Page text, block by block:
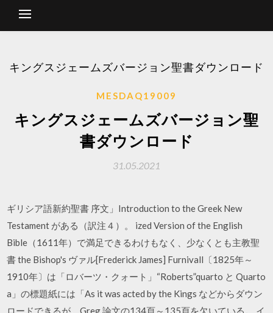
キングスジェームズバージョン聖書ダウンロード
MESDAQ19009
キングスジェームズバージョン聖
書ダウンロード
31.05.2021
ギリシア語新約聖書 序文」Introduction to the Greek New
Testament がある（訳注４）。 ized Version of the English
Bible（1611年）で満足できるわけもなく、少なくとも主教聖
書 the Bishop's ヴァル[Frederick James] Furnivall〔1825年～
1910年〕は「ロバーツ・クォート」“Roberts”quarto と Quarto
a」の標題紙には「As it was acted by the Kings などからダウン
ロードできるが、Greg 論文の134頁～135頁を欠いている。 イ